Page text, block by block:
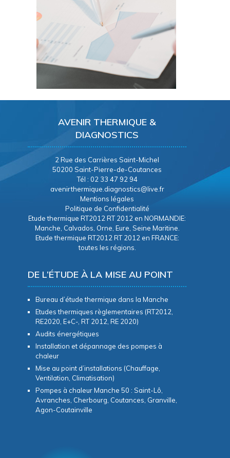
AVENIR THERMIQUE &
DIAGNOSTICS
2 Rue des Carrières Saint-Michel
50200 Saint-Pierre-de-Coutances
Tél : 02 33 47 92 94
avenirthermique.diagnostics@live.fr
Mentions légales
Politique de Confidentialité
Etude thermique RT2012 RT 2012 en NORMANDIE:
Manche, Calvados, Orne, Eure, Seine Maritine.
Etude thermique RT2012 RT 2012 en FRANCE:
toutes les régions.
DE L’ÉTUDE À LA MISE AU POINT
Bureau d’étude thermique dans la Manche
Etudes thermiques règlementaires (RT2012,
RE2020, E+C-, RT 2012, RE 2020)
Audits énergétiques
Installation et dépannage des pompes à
chaleur
Mise au point d’installations (Chauffage,
Ventilation, Climatisation)
Pompes à chaleur Manche 50 : Saint-Lô,
Avranches, Cherbourg, Coutances, Granville,
Agon-Coutainville